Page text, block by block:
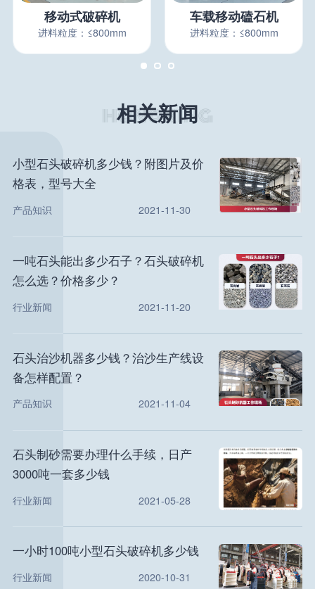
移动式破碎机
进料粒度：≤800mm
车载移动磕石机
进料粒度：≤800mm
相关新闻
小型石头破碎机多少钱？附图片及价
格表，型号大全
产品知识 2021-11-30
一吨石头能出多少石子？石头破碎机
怎么选？价格多少？
行业新闻 2021-11-20
石头治沙机器多少钱？治沙生产线设
备怎样配置？
产品知识 2021-11-04
石头制砂需要办理什么手续，日产
3000吨一套多少钱
行业新闻 2021-05-28
一小时100吨小型石头破碎机多少钱
行业新闻 2020-10-31